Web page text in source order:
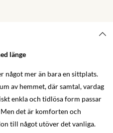
länge
något mer än bara en sittplats.
av hemmet, där samtal, vardag
enkla och tidlösa form passar
det är komforten och
till något utöver det vanliga.